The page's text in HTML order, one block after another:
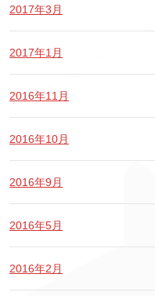
2017年3月
2017年1月
2016年11月
2016年10月
2016年9月
2016年5月
2016年2月